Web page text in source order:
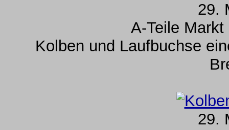
29.
A-Teile
Kolben und Laufbuchse
29.